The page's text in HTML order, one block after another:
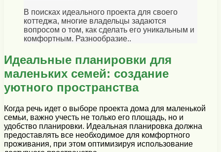
В поисках идеального проекта для своего
коттеджа, многие владельцы задаются
вопросом о том, как сделать его уникальным и
комфортным. Разнообразие..
Идеальные планировки для
маленьких семей: создание
уютного пространства
Когда речь идет о выборе проекта дома для маленькой
семьи, важно учесть не только его площадь, но и
удобство планировки. Идеальная планировка должна
предоставлять все необходимое для комфортного
проживания, при этом оптимизируя использование